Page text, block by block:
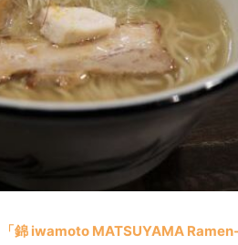
「錦 iwamoto MATSUYAMA